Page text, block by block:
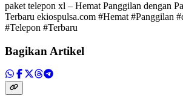
paket telepon xl – Hemat Panggilan dengan
Terbaru ekiospulsa.com #Hemat #Panggilan
#Telepon #Terbaru
Bagikan Artikel